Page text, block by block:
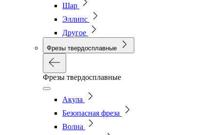
Шар
Эллипс
Другое
Фрезы твердосплавные
Фрезы твердосплавные
Акула
Безопасная фреза
Волна